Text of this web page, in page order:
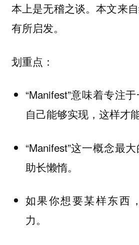
本上是无稽之谈。本文来
有所启发。
划重点：
“Manifest”意味着专注
自己能够实现，这样才
“Manifest”这一概念最
助长懒惰。
如果你想要某样东西
力。